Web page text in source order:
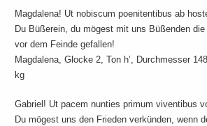
Magdalena! Ut nobiscum poenitentibus ab
Du Büßerein, du mögest mit uns Büßenden
vor dem Feinde gefallen!
Magdalena, Glocke 2, Ton h’, Durchmesser
kg
Gabriel! Ut pacem nunties primum viventibus
Du mögest uns den Frieden verkünden, wenn